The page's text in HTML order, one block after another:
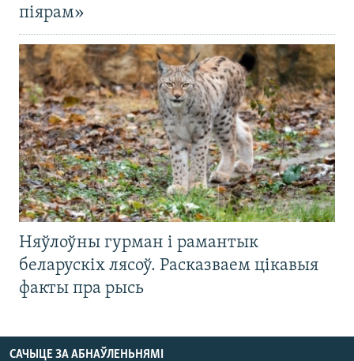
піярам»
Няўлоўны гурман і рамантык
беларускіх лясоў. Расказваем цікавыя
факты пра рысь
САЧЫЦЕ ЗА АБНАЎЛЕНЬНЯМІ